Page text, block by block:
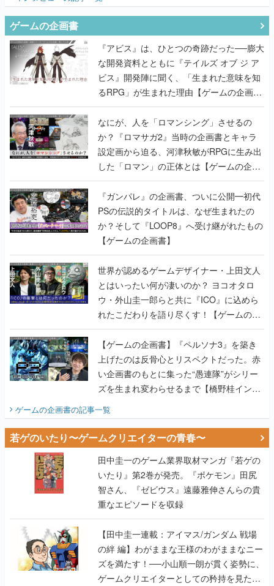
ゲームの企画書
『アビス』は、ひとつの奇跡だった──膨大
な開発資料とともに『テイルズ オブ ジ ア
ビス』開発陣に聞く、「生まれた意味を知
るRPG」が生まれた理由【ゲームの企画
書】
なにが、人を「ロマンシング」させるの
か？『ロマサガ2』当時の企画書とキャラ
設定画から迫る、河津秋敏がRPGに生み出
した「ロマン」の正体とは【ゲームの企画
書】
『ガンパレ』の企画書、ついに公開━初代
PSの伝説的タイトルは、なぜ生まれたの
か？そして『LOOP8』へ受け継がれたもの
【ゲームの企画書】
世界が認めるゲームデザイナー・上田文人
とはいったい何が凄いのか？ ヨコオタロ
ウ・外山圭一郎らと共に『ICO』に込めら
れたこだわりを語り尽くす！【ゲームの企
画書】
【ゲームの企画書】『ペルソナ3』を築き
上げたのは反骨心とリスペクトだった。赤
い企画書のもとに集った“愚連隊”がシリー
ズを生まれ変わらせるまで【橋野桂インタ
ビュー】
ゲームの企画書の記事一覧
若ゲのいたり〜ゲームクリエイターの青春〜
田中圭一のゲーム業界取材マンガ『若ゲの
いたり』第2巻が発売。『ポケモン』田尻
智さん、『ゼビウス』遠藤雅伸さんらの貴
重なエピソードを収録
【田中圭一連載：アイマス/ガンダム 戦場
の絆 編】わがままな王様のわがままなニー
ズを満たす！──小山順一朗が貫く姿勢に、
ゲームクリエイターとしての矜持を見た